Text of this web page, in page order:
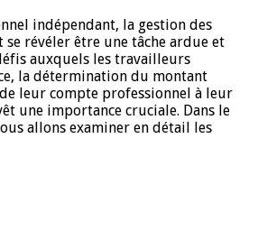
indépendant, la gestion des
se révéler être une tâche ardue et
auxquels les travailleurs
la détermination du montant
leur compte professionnel à leur
une importance cruciale. Dans le
allons examiner en détail les